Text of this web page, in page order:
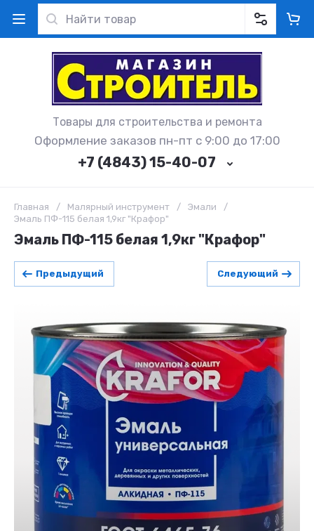
Товары для строительства и ремонта
Оформление заказов пн-пт с 9:00 до 17:00
+7 (4843) 15-40-07
Главная / Малярный инструмент / Эмали
/
Эмаль ПФ-115 белая 1,9кг "Крафор"
Эмаль ПФ-115 белая 1,9кг "Крафор"
Предыдущий Следующий